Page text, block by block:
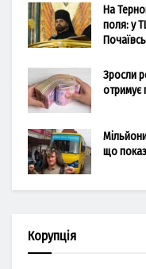
На
поля: у
Зросли
отримує
що
Корупція